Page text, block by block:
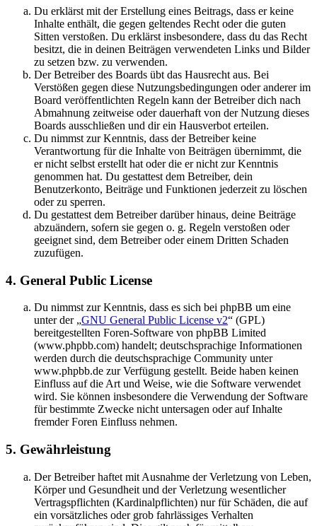
Du erklärst mit der Erstellung eines Beitrags, dass er keine
Inhalte enthält, die gegen geltendes Recht oder die guten
Sitten verstoßen. Du erklärst insbesondere, dass du das Recht
besitzt, die in deinen Beiträgen verwendeten Links und Bilder
zu setzen bzw. zu verwenden.
Der Betreiber des Boards übt das Hausrecht aus. Bei
Verstößen gegen diese Nutzungsbedingungen oder anderer im
Board veröffentlichten Regeln kann der Betreiber dich nach
Abmahnung zeitweise oder dauerhaft von der Nutzung dieses
Boards ausschließen und dir ein Hausverbot erteilen.
Du nimmst zur Kenntnis, dass der Betreiber keine
Verantwortung für die Inhalte von Beiträgen übernimmt, die
er nicht selbst erstellt hat oder die er nicht zur Kenntnis
genommen hat. Du gestattest dem Betreiber, dein
Benutzerkonto, Beiträge und Funktionen jederzeit zu löschen
oder zu sperren.
Du gestattest dem Betreiber darüber hinaus, deine Beiträge
abzuändern, sofern sie gegen o. g. Regeln verstoßen oder
geeignet sind, dem Betreiber oder einem Dritten Schaden
zuzufügen.
4. General Public License
Du nimmst zur Kenntnis, dass es sich bei phpBB um eine
unter der „GNU General Public License v2“ (GPL)
bereitgestellten Foren-Software von phpBB Limited
(www.phpbb.com) handelt; deutschsprachige Informationen
werden durch die deutschsprachige Community unter
www.phpbb.de zur Verfügung gestellt. Beide haben keinen
Einfluss auf die Art und Weise, wie die Software verwendet
wird. Sie können insbesondere die Verwendung der Software
für bestimmte Zwecke nicht untersagen oder auf Inhalte
fremder Foren Einfluss nehmen.
5. Gewährleistung
Der Betreiber haftet mit Ausnahme der Verletzung von Leben,
Körper und Gesundheit und der Verletzung wesentlicher
Vertragspflichten (Kardinalpflichten) nur für Schäden, die auf
ein vorsätzliches oder grob fahrlässiges Verhalten